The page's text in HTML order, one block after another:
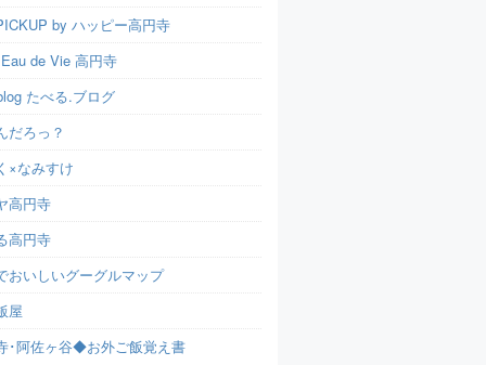
by ハッピー高円寺
de Vie 高円寺
たべる.ブログ
だろっ？
×なみすけ
高円寺
高円寺
おいしいグーグルマップ
屋
･阿佐ヶ谷◆お外ご飯覚え書